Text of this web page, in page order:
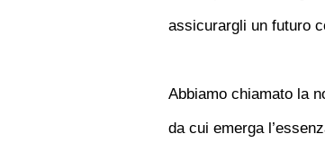
assicurargli un futuro
Abbiamo chiamato la
da cui emerga